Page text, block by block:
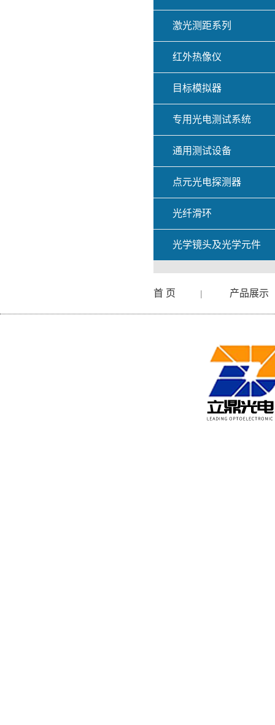
激光测距系列
红外热像仪
目标模拟器
专用光电测试系统
通用测试设备
点元光电探测器
光纤滑环
光学镜头及光学元件
首 页 | 产品展示